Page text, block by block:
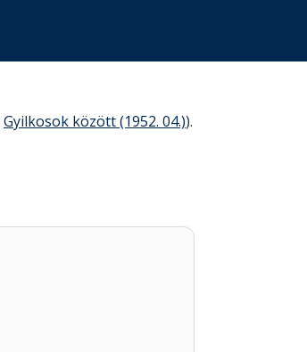
Gyilkosok között (1952. 04.)).